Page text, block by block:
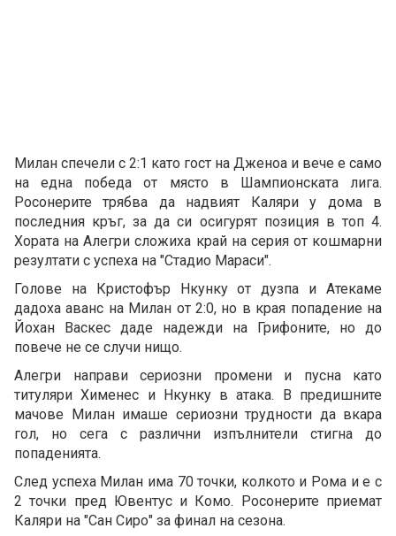
Милан спечели с 2:1 като гост на Дженоа и вече е само
на една победа от място в Шампионската лига.
Росонерите трябва да надвият Каляри у дома в
последния кръг, за да си осигурят позиция в топ 4.
Хората на Алегри сложиха край на серия от кошмарни
резултати с успеха на "Стадио Мараси".
Голове на Кристофър Нкунку от дузпа и Атекаме
дадоха аванс на Милан от 2:0, но в края попадение на
Йохан Васкес даде надежди на Грифоните, но до
повече не се случи нищо.
Алегри направи сериозни промени и пусна като
титуляри Хименес и Нкунку в атака. В предишните
мачове Милан имаше сериозни трудности да вкара
гол, но сега с различни изпълнители стигна до
попаденията.
След успеха Милан има 70 точки, колкото и Рома и е с
2 точки пред Ювентус и Комо. Росонерите приемат
Каляри на "Сан Сиро" за финал на сезона.